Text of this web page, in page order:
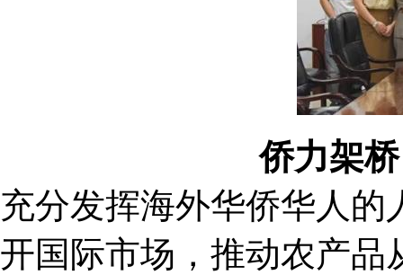
侨力架
充分发挥海外华侨华人
开国际市场，推动农产品